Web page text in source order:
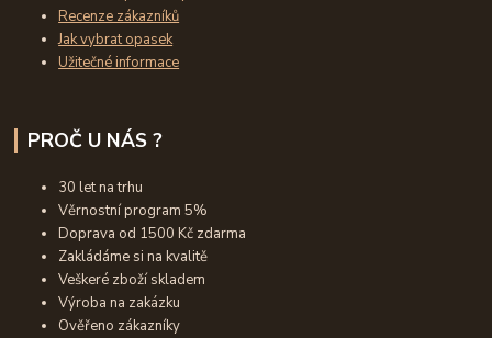
Recenze zákazníků
Jak vybrat opasek
Užitečné informace
PROČ U NÁS ?
30 let na trhu
Věrnostní program 5%
Doprava od 1500 Kč zdarma
Zakládáme si na kvalitě
Veškeré zboží skladem
Výroba na zakázku
Ověřeno zákazníky